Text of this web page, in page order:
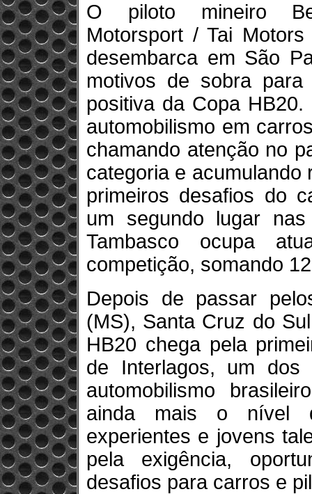
O piloto mineiro
Motorsport / Tai
desembarca em São
motivos de sobra
positiva da Copa
automobilismo em
chamando atenção no
categoria e acumulando
primeiros desafios do
um segundo lugar
Tambasco ocupa
competição, somando
Depois de passar
(MS), Santa Cruz do
HB20 chega pela
de Interlagos, um dos
automobilismo
ainda mais o nível
experientes e jovens
pela exigência,
desafios para carros e